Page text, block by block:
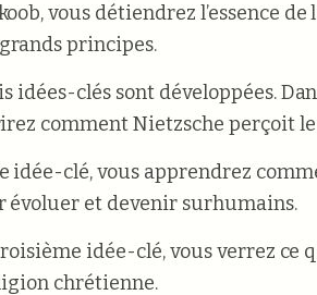
vous détiendrez l’essence de
principes.
idées-clés sont développées.
comment Nietzsche perçoit
idée-clé, vous apprendrez
évoluer et devenir surhumains.
idée-clé, vous verrez ce
chrétienne.